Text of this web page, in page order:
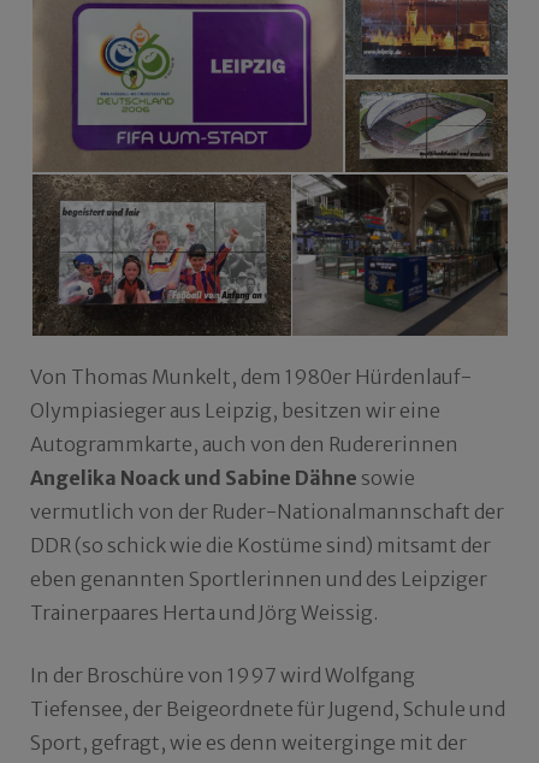
Von Thomas Munkelt, dem 1980er Hürdenlauf-
Olympiasieger aus Leipzig, besitzen wir eine
Autogrammkarte, auch von den Rudererinnen
Angelika Noack und Sabine Dähne sowie
vermutlich von der Ruder-Nationalmannschaft der
DDR (so schick wie die Kostüme sind) mitsamt der
eben genannten Sportlerinnen und des Leipziger
Trainerpaares Herta und Jörg Weissig.
In der Broschüre von 1997 wird Wolfgang
Tiefensee, der Beigeordnete für Jugend, Schule und
Sport, gefragt, wie es denn weiterginge mit der